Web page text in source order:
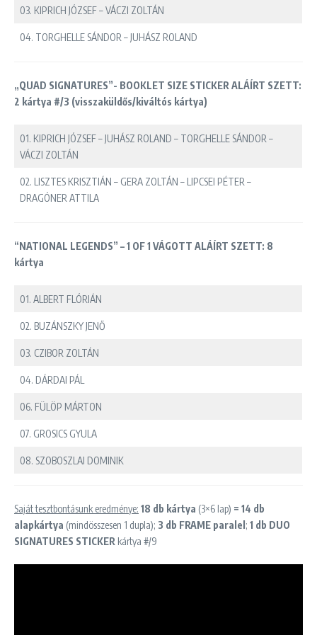
03. KIPRICH JÓZSEF – VÁCZI ZOLTÁN
04. TORGHELLE SÁNDOR – JUHÁSZ ROLAND
„QUAD SIGNATURES”- BOOKLET SIZE STICKER ALÁÍRT SZETT:
2 kártya #/3 (visszaküldős/kiváltós kártya)
01. KIPRICH JÓZSEF – JUHÁSZ ROLAND – TORGHELLE SÁNDOR –
VÁCZI ZOLTÁN
02. LISZTES KRISZTIÁN – GERA ZOLTÁN – LIPCSEI PÉTER –
DRAGÓNER ATTILA
“NATIONAL LEGENDS” – 1 OF 1 VÁGOTT ALÁÍRT SZETT: 8
kártya
01. ALBERT FLÓRIÁN
02. BUZÁNSZKY JENŐ
03. CZIBOR ZOLTÁN
04. DÁRDAI PÁL
06. FÜLÖP MÁRTON
07. GROSICS GYULA
08. SZOBOSZLAI DOMINIK
Saját tesztbontásunk eredménye: 18 db kártya (3×6 lap) = 14 db
alapkártya (mindösszesen 1 dupla); 3 db FRAME paralel ; 1 db DUO
SIGNATURES STICKER kártya #/9